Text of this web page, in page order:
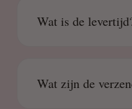
Wat is de
Wat zijn de